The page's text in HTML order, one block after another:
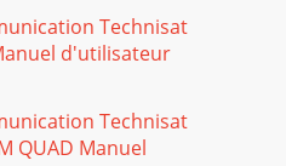
Technisat
d'utilisateur
Technisat
QUAD Manuel